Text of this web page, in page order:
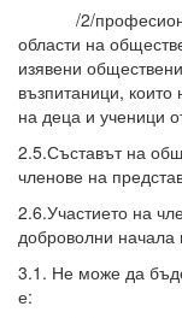
/2/
области на
изявени
възпитаници, които
на деца и ученици
2.5.Съставът на
членове на
2.6.Участието на
доброволни начала
3.1. Не може да
е: